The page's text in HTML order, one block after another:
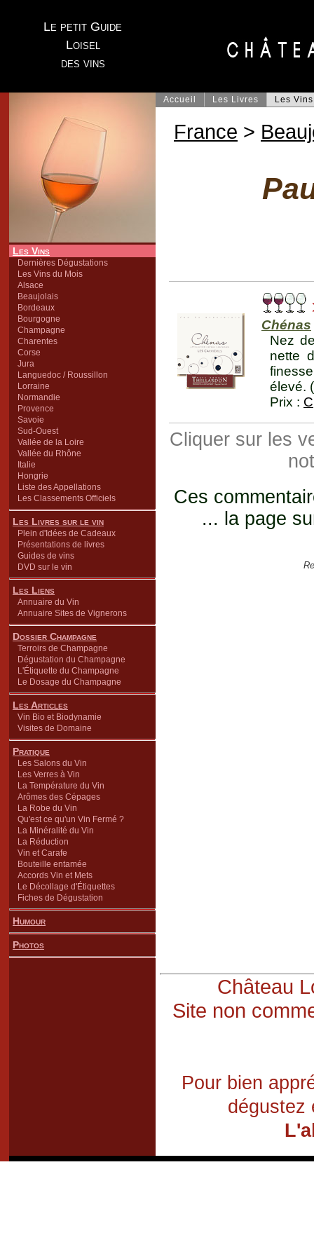
Le petit Guide
Loisel
des vins
Les Vins
Dernières Dégustations
Les Vins du Mois
Alsace
Beaujolais
Bordeaux
Bourgogne
Champagne
Charentes
Corse
Jura
Languedoc / Roussillon
Lorraine
Normandie
Provence
Savoie
Sud-Ouest
Vallée de la Loire
Vallée du Rhône
Italie
Hongrie
Liste des Appellations
Les Classements Officiels
Les Livres sur le vin
Plein d'Idées de Cadeaux
Présentations de livres
Guides de vins
DVD sur le vin
Les Liens
Annuaire du Vin
Annuaire Sites de Vignerons
Dossier Champagne
Terroirs de Champagne
Dégustation du Champagne
L'Étiquette du Champagne
Le Dosage du Champagne
Les Articles
Vin Bio et Biodynamie
Visites de Domaine
Pratique
Les Salons du Vin
Les Verres à Vin
La Température du Vin
Arômes des Cépages
La Robe du Vin
Qu'est ce qu'un Vin Fermé ?
La Minéralité du Vin
La Réduction
Vin et Carafe
Bouteille entamée
Accords Vin et Mets
Le Décollage d'Étiquettes
Fiches de Dégustation
Humour
Photos
Accueil Les Livres Les Vins
France >
Chénas
Nez
nette
élevé.
Prix : C
Cliquer sur les
Ces
... la page
Château
Site non
Pour bien
dégustez